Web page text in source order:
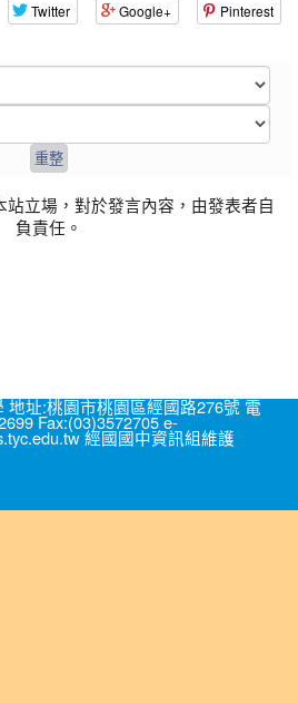
Twitter Google+ Pinterest
立場，對於發言內容，由發表者自
負責任。
地址:桃園市桃園區經國路276號 電
Fax:(03)3572705 e-
經國國中資訊組維護